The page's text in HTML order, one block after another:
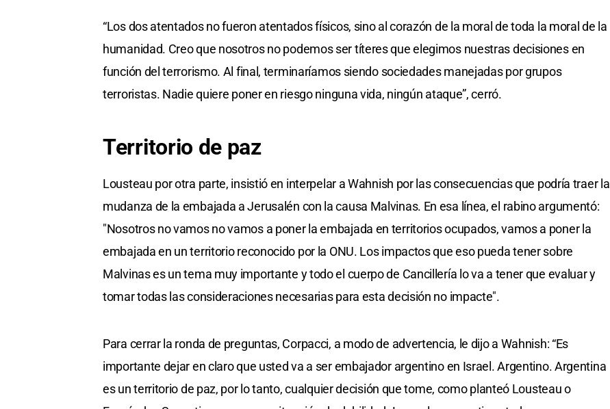
“Los dos atentados no fueron atentados físicos, sino al corazón de la moral de toda la moral de la
humanidad. Creo que nosotros no podemos ser títeres que elegimos nuestras decisiones en
función del terrorismo. Al final, terminaríamos siendo sociedades manejadas por grupos
terroristas. Nadie quiere poner en riesgo ninguna vida, ningún ataque”, cerró.
Territorio de paz
Lousteau por otra parte, insistió en interpelar a Wahnish por las consecuencias que podría traer la
mudanza de la embajada a Jerusalén con la causa Malvinas. En esa línea, el rabino argumentó:
"Nosotros no vamos no vamos a poner la embajada en territorios ocupados, vamos a poner la
embajada en un territorio reconocido por la ONU. Los impactos que eso pueda tener sobre
Malvinas es un tema muy importante y todo el cuerpo de Cancillería lo va a tener que evaluar y
tomar todas las consideraciones necesarias para esta decisión no impacte".
Para cerrar la ronda de preguntas, Corpacci, a modo de advertencia, le dijo a Wahnish: “Es
importante dejar en claro que usted va a ser embajador argentino en Israel. Argentino. Argentina
es un territorio de paz, por lo tanto, cualquier decisión que tome, como planteó Lousteau o